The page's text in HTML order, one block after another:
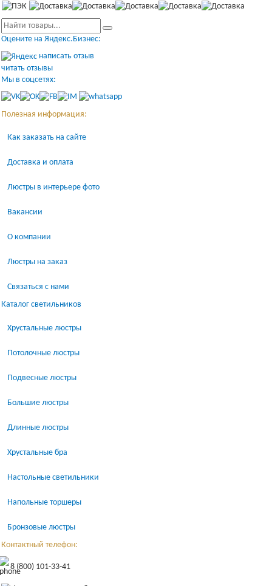
Оцените на Яндекс.Бизнес:
написать отзыв
читать отзывы
Мы в соцсетях:
Полезная информация:
Как заказать на сайте
Доставка и оплата
Люстры в интерьере фото
Вакансии
О компании
Люстры на заказ
Связаться с нами
Каталог светильников
Хрустальные люстры
Потолочные люстры
Подвесные люстры
Большие люстры
Длинные люстры
Хрустальные бра
Настольные светильники
Напольные торшеры
Бронзовые люстры
Контактный телефон:
8 (800) 101-33-41